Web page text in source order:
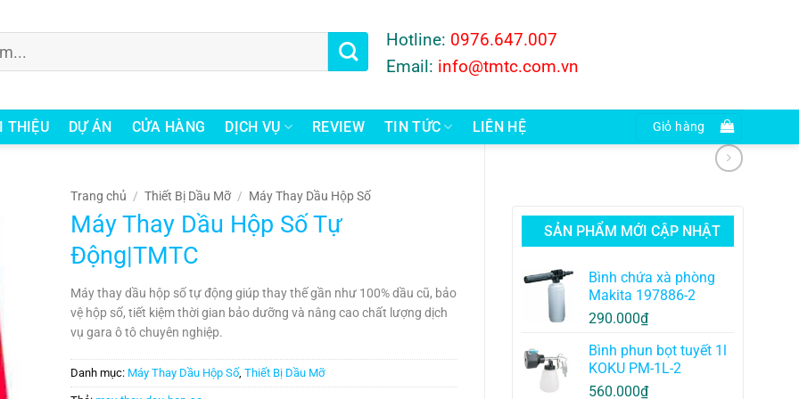
Hotline: 0976.647.007
Email: info@tmtc.com.vn
THIỆU DỰ ÁN CỬA HÀNG DỊCH VỤ REVIEW TIN TỨC LIÊN HỆ Giỏ hàng
SẢN PHẨM MỚI CẬP NHẬT
Bình chứa xà phòng
Makita 197886-2
290.000₫
Bình phun bọt tuyết 1l
KOKU PM-1L-2
560.000₫
Trang chủ / Thiết Bị Dầu Mỡ / Máy Thay Dầu Hộp Số
Máy Thay Dầu Hộp Số Tự
Động|TMTC
Máy thay dầu hộp số tự động giúp thay thế gần như 100% dầu cũ, bảo
vệ hộp số, tiết kiệm thời gian bảo dưỡng và nâng cao chất lượng dịch
vụ gara ô tô chuyên nghiệp.
Danh mục: Máy Thay Dầu Hộp Số, Thiết Bị Dầu Mỡ